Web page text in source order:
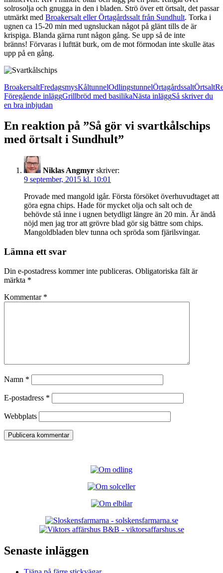
solrosolja och gnugga in den i bladen. Strö över ett örtsalt, det passar
utmärkt med Broakersalt eller Örtagårdssalt från Sundhult. Torka i
ugnen ca 15-20 min med ugnsluckan något på glänt tills de är
krispiga. Blanda gärna runt någon gång. Se upp så de inte
bränns! Förvaras i lufttät burk, om de mot förmodan inte skulle ätas
upp på en gång.
BroakersaltFredagsmysKåltunnelOdlingstunnelÖrtagårdssaltÖrtsalt
Inläggsnavigering
Föregående inläggGrillbröd med basilikaNästa inläggSå skriver du
en bra inbjudan
En reaktion på ”Så gör vi svartkålschips
med örtsalt i Sundhult”
Niklas Angmyr skriver:
9 september, 2015 kl. 10:01
Provade med mangold igår. Första försöket överhuvudtaget att
göra egna chips. Hade för mycket olja och salt och de
behövde stå inne i ugnen betydligt längre än 20 min. Är ändå
nöjd men jag tror att grövre blad gör sig bättre som chips.
Mangoldbladen blev tunna och spröda som fjärilsvingar.
Lämna ett svar
Din e-postadress kommer inte publiceras. Obligatoriska fält är
märkta *
Kommentar *
Namn *
E-postadress *
Webbplats
Senaste inläggen